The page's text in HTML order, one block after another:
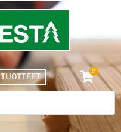
TUOTTEET
0